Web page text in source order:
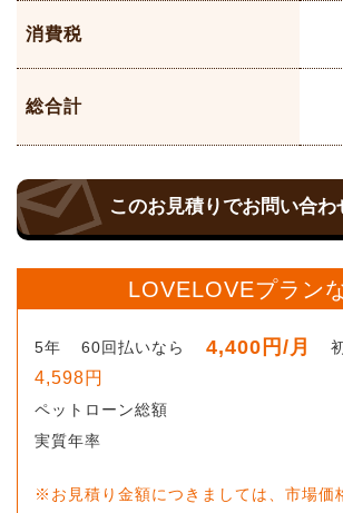
消費税
総合計
このお見積りでお問い合わ
LOVELOVEプラン
5年 60回払いなら 4,400 円 /月
4,598円
ペットローン総額
実質年率
※お見積り金額につきましては、市場価